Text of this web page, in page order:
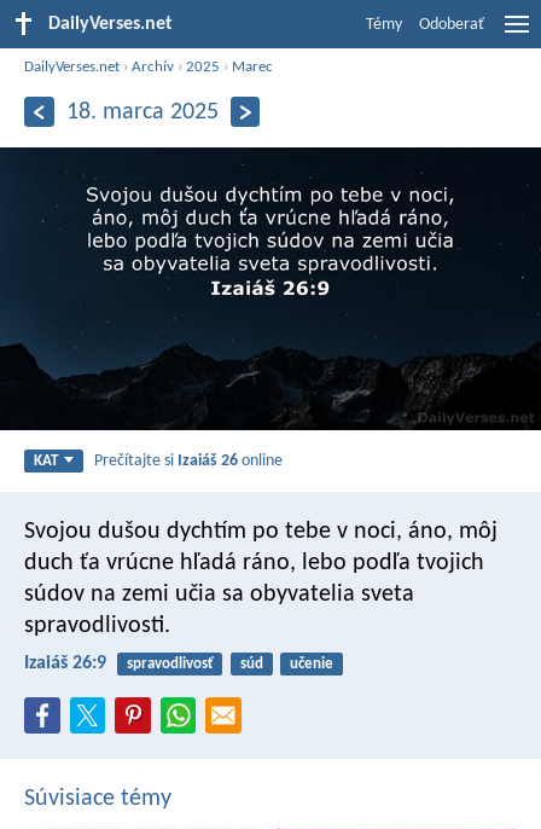
DailyVerses.net Témy Odoberať
DailyVerses.net ›Archív ›2025 › Marec
18. marca 2025
KAT Prečítajte si Izaiáš 26 online
Svojou dušou dychtím po tebe v noci, áno, môj
duch ťa vrúcne hľadá ráno, lebo podľa tvojich
súdov na zemi učia sa obyvatelia sveta
spravodlivosti.
Izaiáš 26:9 spravodlivosť súd učenie
Súvisiace témy